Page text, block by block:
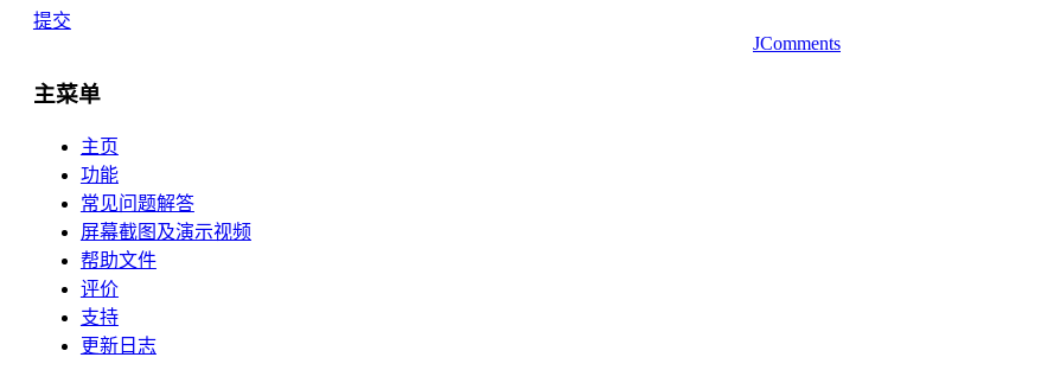
提交
JComments
主菜单
主页
功能
常见问题解答
屏幕截图及演示视频
帮助文件
评价
支持
更新日志